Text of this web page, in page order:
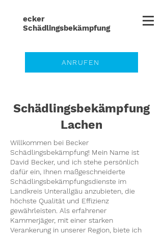
ecker
Schädlingsbekämpfung
ANRUFEN
Schädlingsbekämpfung
Lachen
Willkommen bei Becker
Schädlingsbekämpfung! Mein Name ist
David Becker, und ich stehe persönlich
dafür ein, Ihnen maßgeschneiderte
Schädlingsbekämpfungsdienste im
Landkreis Unterallgäu anzubieten, die
höchste Qualität und Effizienz
gewährleisten. Als erfahrener
Kammerjäger, mit einer starken
Verankerung in unserer Region, biete ich